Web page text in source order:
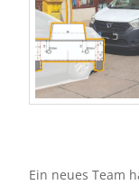
Ein neues Team